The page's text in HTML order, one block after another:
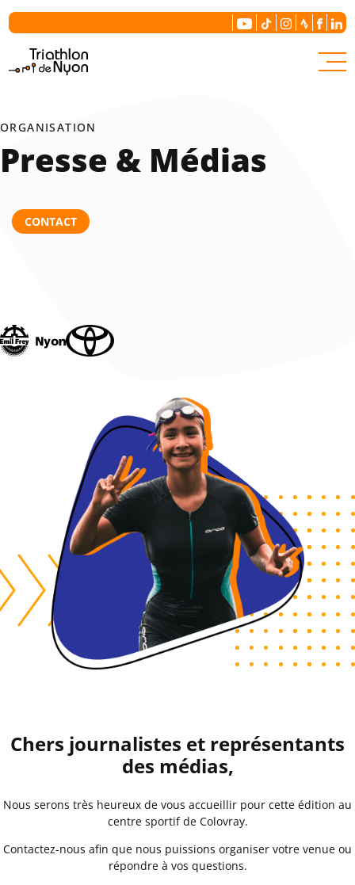
Le comité
ORGANISATION
Presse & Médias
CONTACT
Chers journalistes et représentants
des médias,
Nous serons très heureux de vous accueillir pour cette édition au
centre sportif de Colovray.
Contactez-nous afin que nous puissions organiser votre venue ou
répondre à vos questions.